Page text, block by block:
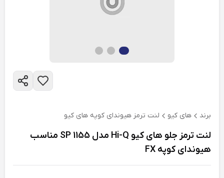
برند های کیو لنت ترمز هیوندای کوپه های کیو
لنت ترمز جلو های کیو Hi-Q مدل SP 1155 مناسب
هیوندای کوپه FX